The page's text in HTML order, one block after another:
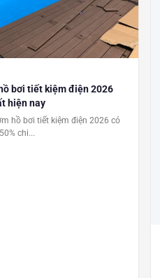
bơi tiết kiệm điện 2026
hiện nay
hồ bơi tiết kiệm điện 2026 có
chi...